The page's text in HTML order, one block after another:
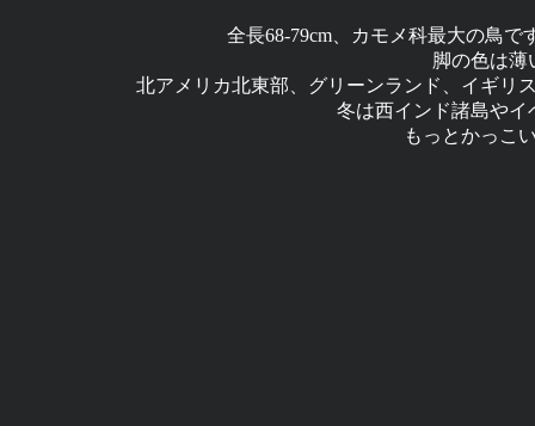
全長68-79cm、カモメ科最大の鳥
脚の色は薄
北アメリカ北東部、グリーンランド、イギリ
冬は西インド諸島や
もっとかっこ